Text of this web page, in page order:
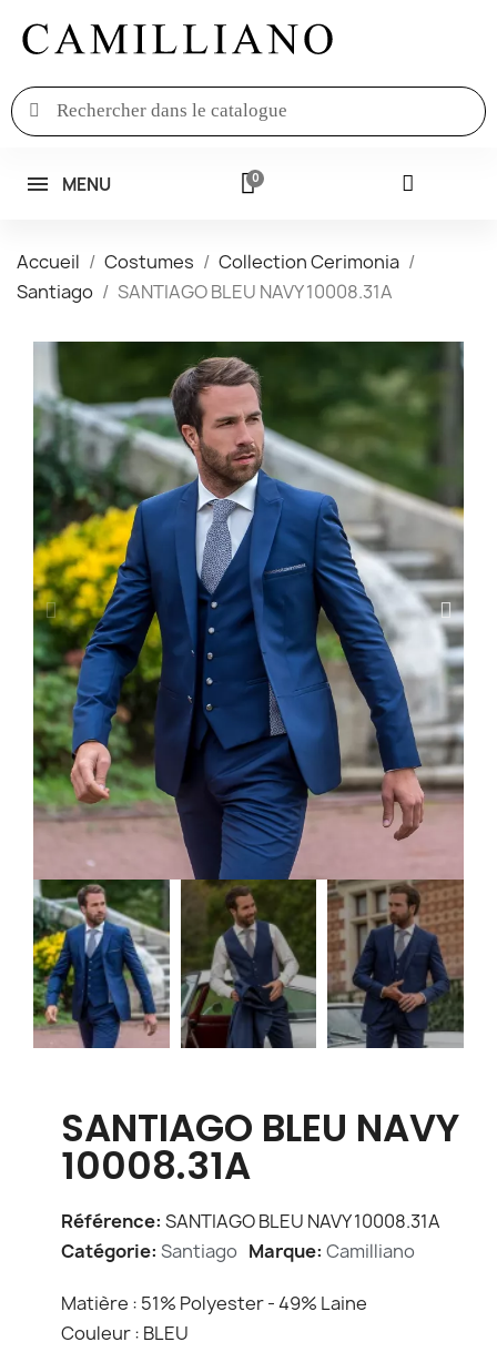
MENU
Accueil Costumes
Collection Cerimonia
Santiago
SANTIAGO BLEU NAVY 10008.31A
SANTIAGO BLEU NAVY
10008.31A
Référence SANTIAGO BLEU NAVY 10008.31A
Catégorie Santiago Marque Camilliano
Matière : 51% Polyester - 49% Laine
Couleur : BLEU